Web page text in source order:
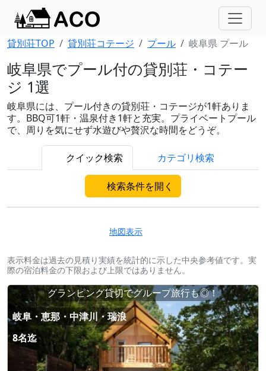
貸別荘TOP 貸別荘コテージ プール 岐阜県 プール
岐阜県でプール付の貸別荘・コテー
ジ 1選
岐阜県には、プール付きの貸別荘・コテージが1軒ありま
す。BBQ可1軒・温泉付き1軒と充実。プライベートプール
で、周りを気にせず水遊びや贅沢な時間をどうぞ。
クイック検索 カテゴリ検索
検索条件を開く
地図表示
表示料金は過去の見積り実績を統計的に示した中央参考値です。実
際の宿泊料金の下限および上限ではありません。
グランピング貸切でグループ旅行も◎！
岐阜・恵那・中津川・瑞浪
8名迄